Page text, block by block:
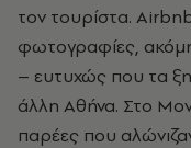
τον τουρίστα.
φωτογραφίες,
– ευτυχώς που τα
άλλη Αθήνα. Στο
παρέες που